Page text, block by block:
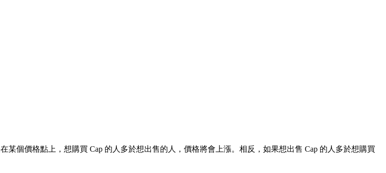
個價格點上，想購買 Cap 的人多於想出售的人，價格將會上漲。相反，如果想出售 Cap 的人多於想購買